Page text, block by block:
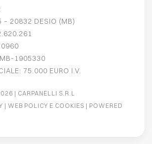
– 20832 DESIO (MB)
MB-1905330
75.000 EURO I.V.
| CARPANELLI S.R.L
|WEB POLICY E COOKIES | POWERED